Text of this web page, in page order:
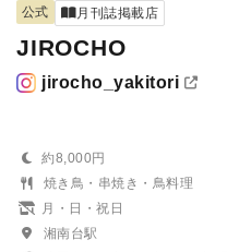
公式 月刊誌掲載店
JIROCHO
jirocho_yakitori
約8,000円
焼き鳥・串焼き・鳥料理
月・日・祝日
湘南台駅